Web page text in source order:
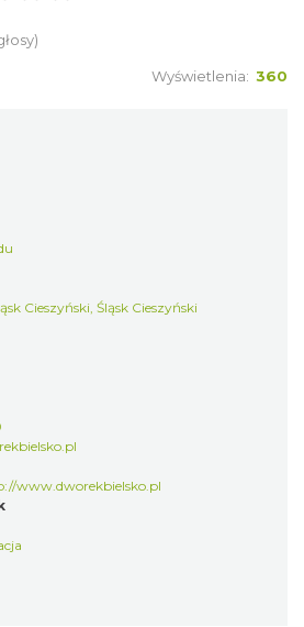
Wyświetlenia: 360
Cieszyński, Śląsk Cieszyński
www.dworekbielsko.pl